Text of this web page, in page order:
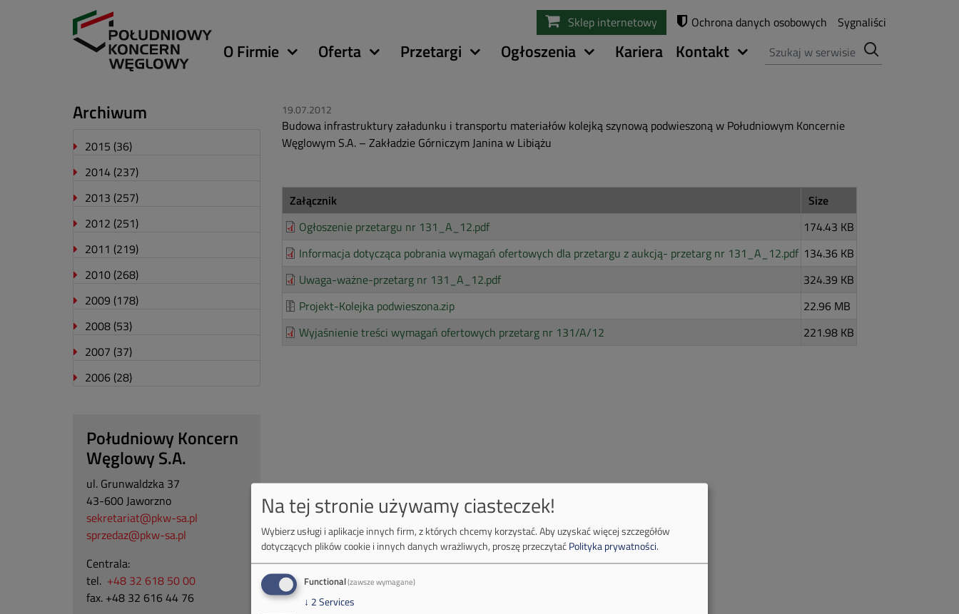
treści
Sklep internetowy Ochrona danych osobowych Sygnaliści
Główna
O Firmie Oferta Przetargi Ogłoszenia Kariera Kontakt Szukaj
19.07.2012
Budowa infrastruktury załadunku i transportu materiałów kolejką szynową podwieszoną w Południowym Koncernie
Węglowym S.A. – Zakładzie Górniczym Janina w Libiążu
Załącznik
Size
Ogłoszenie przetargu nr 131_A_12.pdf
174.43 KB
Informacja dotycząca pobrania wymagań ofertowych dla przetargu z aukcją- przetarg nr 131_A_12.pdf 134.36 KB
Uwaga-ważne-przetarg nr 131_A_12.pdf
324.39 KB
Projekt-Kolejka podwieszona.zip
22.96 MB
Wyjaśnienie treści wymagań ofertowych przetarg nr 131/A/12
221.98 KB
Archiwum
2015 (36)
2014 (237)
2013 (257)
2012 (251)
2011 (219)
2010 (268)
2009 (178)
2008 (53)
2007 (37)
2006 (28)
Południowy Koncern
Węglowy S.A.
ul. Grunwaldzka 37
43-600 Jaworzno
sekretariat@pkw-sa.pl
sprzedaz@pkw-sa.pl
Centrala:
tel. +48 32 618 50 00
fax. +48 32 616 44 76
Na tej stronie używamy ciasteczek!
Wybierz usługi i aplikacje innych firm, z których chcemy korzystać.Aby uzyskać więcej szczegółów
dotyczących plików cookie i innych danych wrażliwych, proszę przeczytaćPolityka prywatności.
Functional(zawsze wymagane)
↓ 2Services